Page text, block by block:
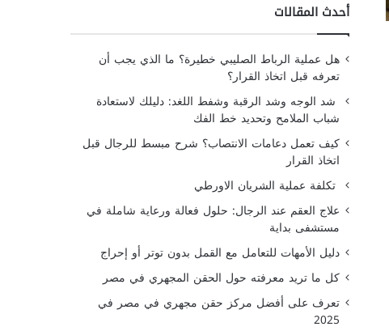
أحدث المقالات
هل عملية الرباط الصليبي خطيرة؟ ما الذي يجب أن
تعرفه قبل اتخاذ القرار؟
شد الوجه وشد الرقبة وشفط اللغد: دليلك لاستعادة
شباب الملامح وتحديد خط الفك
كيف تعمل دعامات الانتصاب؟ شرح مبسط للرجال قبل
اتخاذ القرار
تكلفة عملية الشريان الاورطي
علاج العقم عند الرجال: حلول فعالة ورعاية شاملة في
مستشفى بداية
دليل الأمهات للتعامل مع القمل بدون توتر أو إحراج
كل ما تريد معرفته حول الحقن المجهري في مصر
تعرف على أفضل مركز حقن مجهري في مصر في
2025